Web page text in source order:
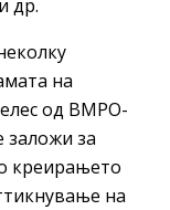
др.
на
од ВМРО-
заложи за
креирањето
на